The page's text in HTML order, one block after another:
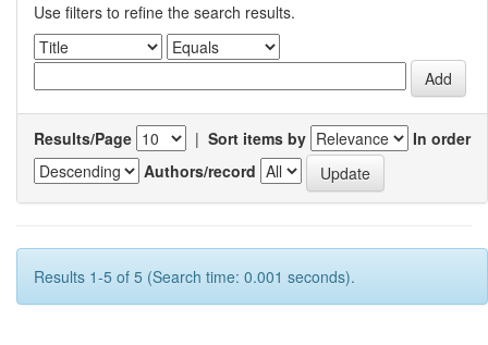
Use filters to refine the search results.
Results/Page | Sort items by
In order
Authors/record
Results 1-5 of 5 (Search time: 0.001 seconds).